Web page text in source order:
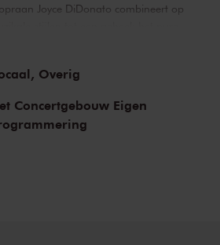
Joyce DiDonato combineert op
uitwisseling. Ze put evenveel inspiratie uit
is leidend voor DiDonato en haar
en tango te combineren, met nog een
feestelijk, zo vieren we fantastische
Overig
Concertgebouw Eigen